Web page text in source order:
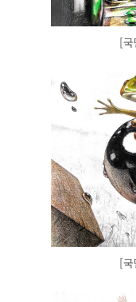
[
[